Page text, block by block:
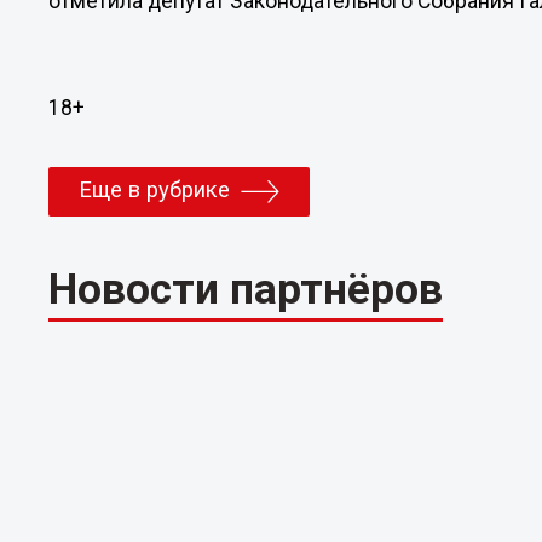
18+
Еще в рубрике
Новости партнёров